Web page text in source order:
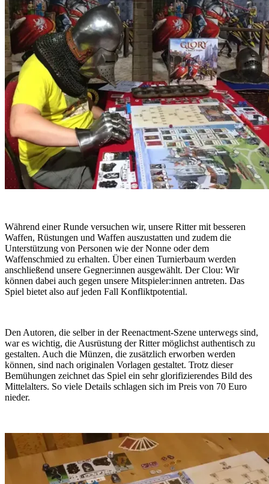
Während einer Runde versuchen wir, unsere Ritter mit besseren
Waffen, Rüstungen und Waffen auszustatten und zudem die
Unterstützung von Personen wie der Nonne oder dem
Waffenschmied zu erhalten. Über einen Turnierbaum werden
anschließend unsere Gegner:innen ausgewählt. Der Clou: Wir
können dabei auch gegen unsere Mitspieler:innen antreten. Das
Spiel bietet also auf jeden Fall Konfliktpotential.
Den Autoren, die selber in der Reenactment-Szene unterwegs sind,
war es wichtig, die Ausrüstung der Ritter möglichst authentisch zu
gestalten. Auch die Münzen, die zusätzlich erworben werden
können, sind nach originalen Vorlagen gestaltet. Trotz dieser
Bemühungen zeichnet das Spiel ein sehr glorifizierendes Bild des
Mittelalters. So viele Details schlagen sich im Preis von 70 Euro
nieder.